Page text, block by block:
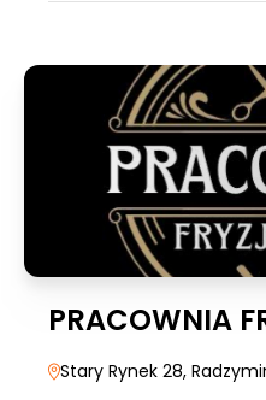
PRACOWNIA
Stary Rynek 28,